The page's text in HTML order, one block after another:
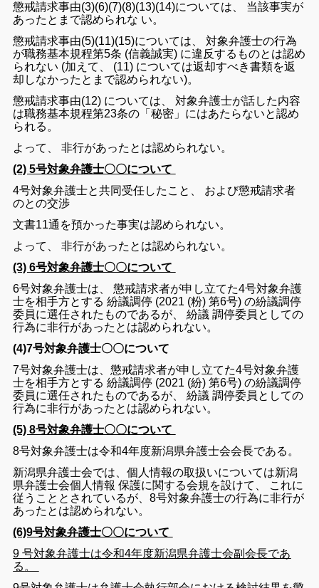
懲戒請求事由(3)(6)(7)(8)(13)(14)については 当該事実が
あった と まで認められな い。
懲戒請求事由(5)(11)(15)については 、対象弁護士の行為
が職務基本規程第5条 (信義誠実) に違反するものと は認め
られない (加えて (11) については返却すべき書類を返
却 しなかった と まで認められない)。
懲戒請求事由(12) については 、対象弁護士が話した内容
は職務基本規程第23条の 「秘密 」 にはあたらないと認め
られる 。
よって
、非行があった と は認められない。
(2) 5号対象弁護士〇〇について
4号対象弁護士と共同 受任した こと および懲戒請求者
のとの交渉
文書11通 を預かった事実は認められない。
よって
、非行があった と は認められない。
(3) 6号対象弁護士〇〇について
6号対象弁護士は 、懲戒請求者が申し立てた4号対象弁護
士を相手方とする紛議調停 (2021 (粉)第6号)の紛議調停
委員に選任された ものであるが 、紛議調停委員 としての
行為に非行があった と は認められない。
(4)7号対象弁護士〇〇について
7号対象弁護士は 、懲戒請求者が申し立てた4号対象弁護
士を相手方とする紛議調停 (2021 (紛)第6号)の紛議調停
委員に選任された ものであるが 、紛議調停委員 としての
行為に非行があった と は認められない。
(5) 8号対象弁護士〇〇について
8号対象弁護士は令和4年度新潟県弁護士会会長である 。
新潟県弁護士会では 、個人情報の取扱いについては新潟
県弁護士会個人情報保護に関する会規 を設けて これに
従う こと と されているが 、8号対象弁護士の行為に非行が
あった と は認められない。
(6)9号対象弁護士〇〇について
9号対象弁護士は令和4年度新潟県弁護士会副会長であ
る 。